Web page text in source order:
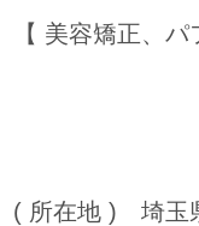
【 美容矯正、
( 所在地 ) 埼玉